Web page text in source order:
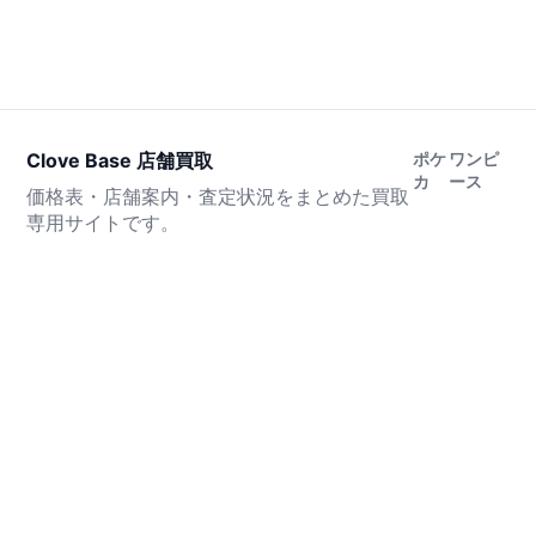
Clove Base 店舗買取
価格表・店舗案内・査定状況をまとめた買取
専用サイトです。
ポケ
カ
ワンピ
ース